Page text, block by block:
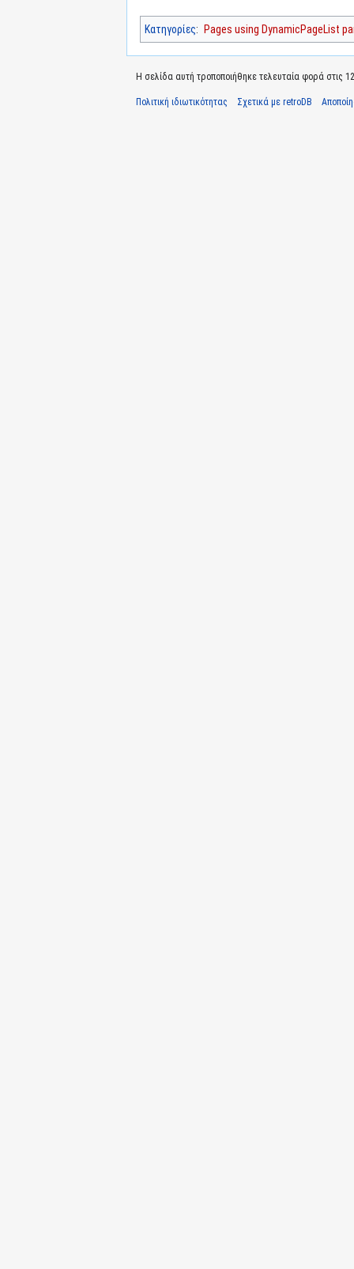
Κατηγορίες: Pages using DynamicPageList
Η σελίδα αυτή τροποποιήθηκε τελευταία φορά στις
Πολιτική ιδιωτικότητας Σχετικά με retroDB